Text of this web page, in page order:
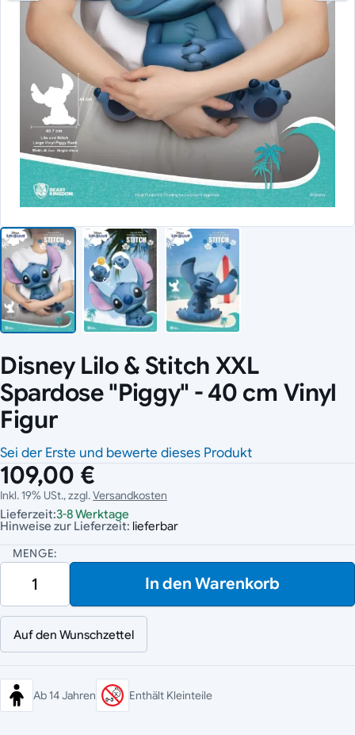
Disney Lilo & Stitch XXL
Spardose "Piggy" - 40 cm Vinyl
Figur
Sei der Erste und bewerte dieses Produkt
109,00 €
Inkl. 19% USt., zzgl.Versandkosten
Lieferzeit:3-8 Werktage
Hinweise zur Lieferzeit: lieferbar
MENGE:
In den Warenkorb
Auf den Wunschzettel
Ab 14 Jahren Enthält Kleinteile